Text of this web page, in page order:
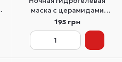
маска с церамидами
против сухости Biodance
Hydro Cera-Nol Real Deep
Mask 1 шт
195 грн